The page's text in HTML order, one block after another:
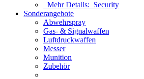
Mehr Details: Security
Sonderangebote
Abwehrspray
Gas- & Signalwaffen
Luftdruckwaffen
Messer
Munition
Zubehör